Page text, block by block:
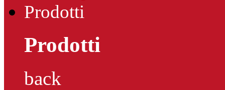
Prodotti
Prodotti
back